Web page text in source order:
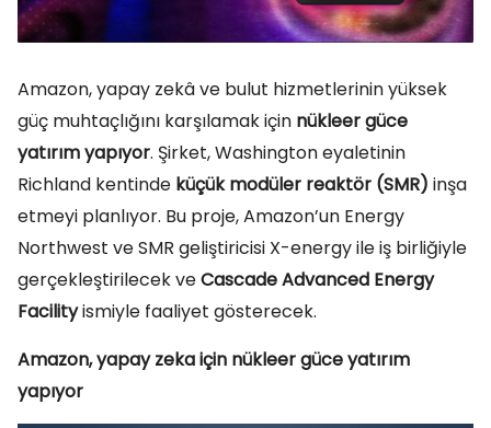
Amazon, yapay zekâ ve bulut hizmetlerinin yüksek
güç muhtaçlığını karşılamak için nükleer güce
yatırım yapıyor. Şirket, Washington eyaletinin
Richland kentinde küçük modüler reaktör (SMR) inşa
etmeyi planlıyor. Bu proje, Amazon’un Energy
Northwest ve SMR geliştiricisi X-energy ile iş birliğiyle
gerçekleştirilecek veCascade Advanced Energy
Facilityismiyle faaliyet gösterecek.
Amazon, yapay zeka için nükleer güce yatırım
yapıyor